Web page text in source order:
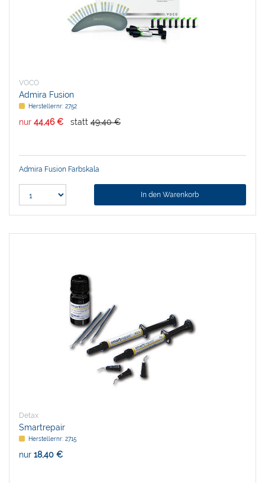
VOCO
Admira Fusion
Herstellernr: 2752
nur 44,46 € statt 49,40 €
Admira Fusion Farbskala
In den Warenkorb
Detax
Smartrepair
Herstellernr: 2715
nur 18,40 €